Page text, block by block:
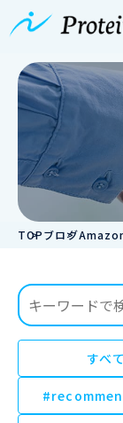
TOPブログ
すべて